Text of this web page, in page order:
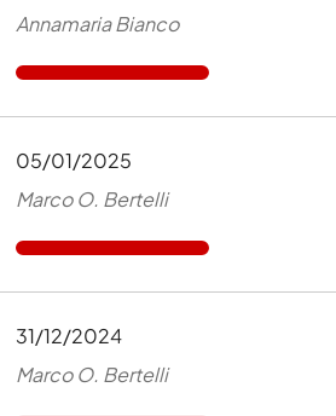
Annamaria Bianco
05/01/2025
Marco O. Bertelli
31/12/2024
Marco O. Bertelli